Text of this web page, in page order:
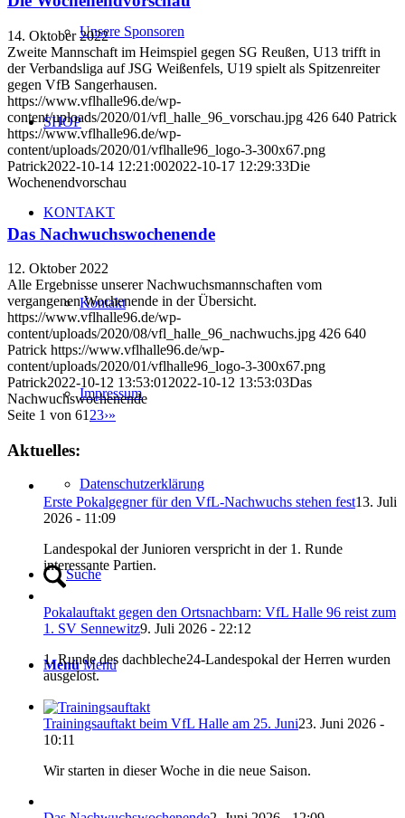
Unsere Sponsoren
SHOP
KONTAKT
Kontakt
Impressum
Datenschutzerklärung
Suche
Menü Menü
14. Oktober 2022
Zweite Mannschaft im Heimspiel gegen SG Reußen, U13 trifft in
der Verbandsliga auf JSG Weißenfels, U19 spielt als Spitzenreiter
gegen VfB Sangerhausen.
https://www.vflhalle96.de/wp-
content/uploads/2020/01/vfl_halle_96_vorschau.jpg 426 640 Patrick
https://www.vflhalle96.de/wp-
content/uploads/2020/01/vflhalle96_logo-3-300x67.png
Patrick2022-10-14 12:21:002022-10-17 12:29:33Die
Wochenendvorschau
Das Nachwuchswochenende
12. Oktober 2022
Alle Ergebnisse unserer Nachwuchsmannschaften vom
vergangenen Wochenende in der Übersicht.
https://www.vflhalle96.de/wp-
content/uploads/2020/08/vfl_halle_96_nachwuchs.jpg 426 640
Patrick https://www.vflhalle96.de/wp-
content/uploads/2020/01/vflhalle96_logo-3-300x67.png
Patrick2022-10-12 13:53:01 2022-10-12 13:53:03Das
Nachwuchswochenende
Seite 1 von 61 23›»
Aktuelles:
Erste Pokalgegner für den VfL-Nachwuchs stehen fest13. Juli
2026 - 11:09
Landespokal der Junioren verspricht in der 1. Runde
interessante Partien.
Pokalauftakt gegen den Ortsnachbarn: VfL Halle 96 reist zum
1. SV Sennewitz9. Juli 2026 - 22:12
1. Runde des dachbleche24-Landespokal der Herren wurden
ausgelost.
Trainingsauftakt beim VfL Halle am 25. Juni23. Juni 2026 -
10:11
Wir starten in dieser Woche in die neue Saison.